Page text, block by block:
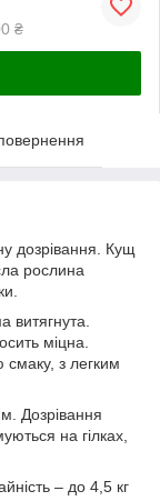
₴
дозрівання. Кущ
рослина
міцна.
смаку, з легким
Дозрівання
на гілках,
– до 4,5 кг